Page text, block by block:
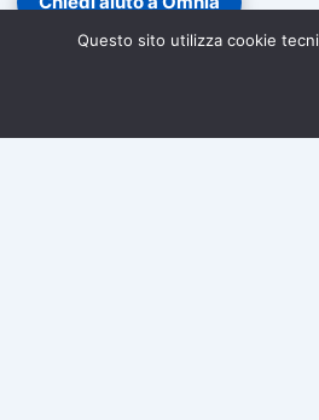
Questo sito utilizza cookie